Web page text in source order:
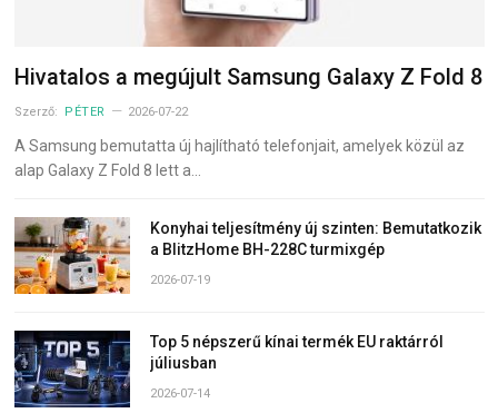
Hivatalos a megújult Samsung Galaxy Z Fold 8
Szerző: PÉTER 2026-07-22
A Samsung bemutatta új hajlítható telefonjait, amelyek közül az
alap Galaxy Z Fold 8 lett a…
Konyhai teljesítmény új szinten: Bemutatkozik
a BlitzHome BH-228C turmixgép
2026-07-19
Top 5 népszerű kínai termék EU raktárról
júliusban
2026-07-14